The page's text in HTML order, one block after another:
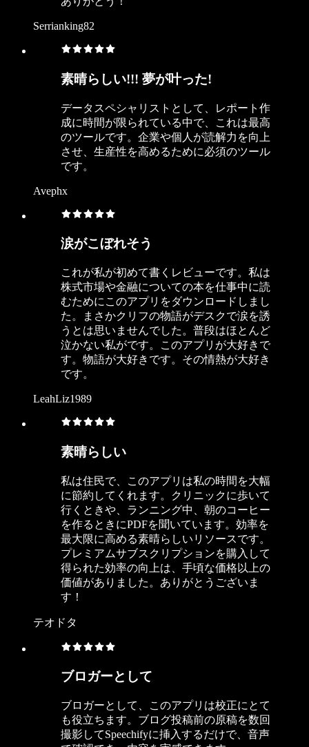
Serrianking82
素晴らしい!!! 夢が叶った!
データスペシャリストとして、レポート作
成に時間が限られている中で、これは最高
のツールです。企業や個人が読解力を向上
させ、生産性を高めるために必須のツール
です。
Avephx
涙がこぼれそう
これが私が初めて書くレビューです。私は
株式市場や金融についての本を仕事中に読
むためにこのアプリをダウンロードしまし
た。まさかクリフの物語がデスクで涙を誘
うとは思いませんでした。普段はほとんど
泣かない私がです。このアプリが大好きで
す。物語が大好きです。その情熱が大好き
です。
LeahLiz1989
素晴らしい
私は住民で、このアプリは私の時間を大幅
に節約してくれます。クリニックに歩いて
行くときや、ランニング中、朝のコーヒー
を作るときにPDFを聞いています。効率を
最大限に高める素晴らしいリソースです。
プレミアムサブスクリプションを購入して
得られた効率の向上は、手頃な価格以上の
価値がありました。ありがとうございま
す！
テオドタ
ブロガーとして
ブロガーとして、このアプリは校正にとて
も役立ちます。ブログ投稿前の原稿を数回
撮影してSpeechifyに挿入するだけで、音声